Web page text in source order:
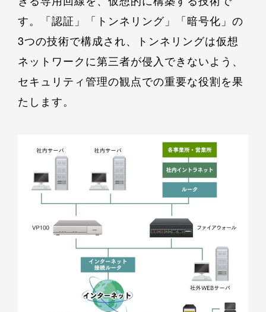
す。「認証」「トンネリング」「暗号化」の
3つの技術で構成され、トンネリングは仮想
ネットワークに第三者が侵入できないよう、
セキュリティ管理の観点での重要な役割を果
たします。